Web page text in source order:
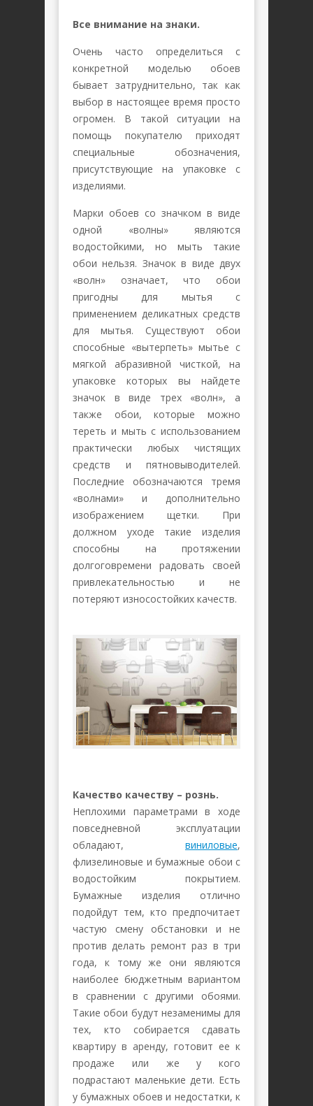
Все внимание на знаки.
Очень часто определиться с
конкретной моделью обоев
бывает затруднительно, так как
выбор в настоящее время просто
огромен. В такой ситуации на
помощь покупателю приходят
специальные обозначения,
присутствующие на упаковке с
изделиями.
Марки обоев со значком в виде
одной «волны» являются
водостойкими, но мыть такие
обои нельзя. Значок в виде двух
«волн» означает, что обои
пригодны для мытья с
применением деликатных средств
для мытья. Существуют обои
способные «вытерпеть» мытье с
мягкой абразивной чисткой, на
упаковке которых вы найдете
значок в виде трех «волн», а
также обои, которые можно
тереть и мыть с использованием
практически любых чистящих
средств и пятновыводителей.
Последние обозначаются тремя
«волнами» и дополнительно
изображением щетки. При
должном уходе такие изделия
способны на протяжении
долгоговремени радовать своей
привлекательностью и не
потеряют износостойких качеств.
Качество качеству – рознь.
Неплохими параметрами в ходе
повседневной эксплуатации
обладают, виниловые,
флизелиновые и бумажные обои с
водостойким покрытием.
Бумажные изделия отлично
подойдут тем, кто предпочитает
частую смену обстановки и не
против делать ремонт раз в три
года, к тому же они являются
наиболее бюджетным вариантом
в сравнении с другими обоями.
Такие обои будут незаменимы для
тех, кто собирается сдавать
квартиру в аренду, готовит ее к
продаже или же у кого
подрастают маленькие дети. Есть
у бумажных обоев и недостатки, к